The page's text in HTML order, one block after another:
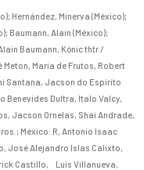
; Hernández, Minerva (México);
; Baumann, Alain (México);
Baumann, Kònic thtr /
Maria de Frutos, Robert
Santana, Jacson do Espírito
Benevides Dultra, Italo Valcy,
Jacson Ornelas, Shai Andrade,
; México: R, Antonio Isaac
José Alejandro Islas Calixto,
Castillo, Luis Villanueva,